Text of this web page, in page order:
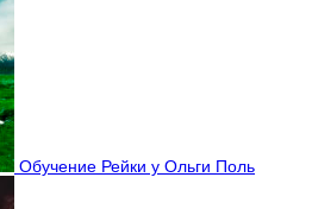
Обучение Рейки у Ольги Поль